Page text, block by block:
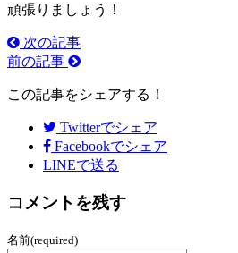
頑張りましょう！
次の記事
前の記事
この記事をシェアする！
Twitterでシェア
Facebookでシェア
LINEで送る
コメントを残す
名前(required)